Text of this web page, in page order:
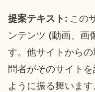
提案テキスト: この
ンテンツ (動画、画
す。他サイトから
問者がそのサイト
ように振る舞います